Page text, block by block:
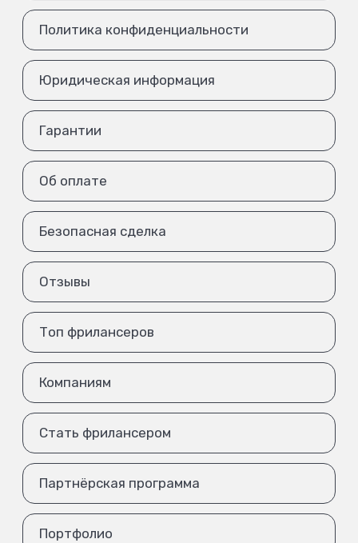
Политика конфиденциальности
Юридическая информация
Гарантии
Об оплате
Безопасная сделка
Отзывы
Топ фрилансеров
Компаниям
Стать фрилансером
Партнёрская программа
Портфолио